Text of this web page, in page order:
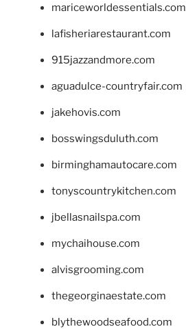
mariceworldessentials.com
lafisheriarestaurant.com
915jazzandmore.com
aguadulce-countryfair.com
jakehovis.com
bosswingsduluth.com
birminghamautocare.com
tonyscountrykitchen.com
jbellasnailspa.com
mychaihouse.com
alvisgrooming.com
thegeorginaestate.com
blythewoodseafood.com